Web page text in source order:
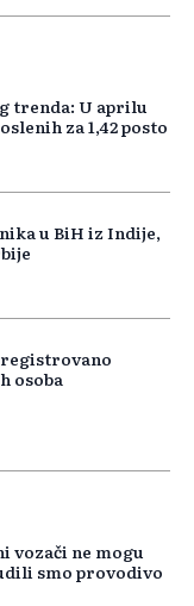
trenda: U aprilu
za 1,42 posto
u BiH iz Indije,
registrovano
osoba
vozači ne mogu
smo provodivo